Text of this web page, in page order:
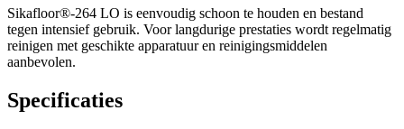
Sikafloor®-264 LO is eenvoudig schoon te houden en bestand
tegen intensief gebruik. Voor langdurige prestaties wordt regelmatig
reinigen met geschikte apparatuur en reinigingsmiddelen
aanbevolen.
Specificaties